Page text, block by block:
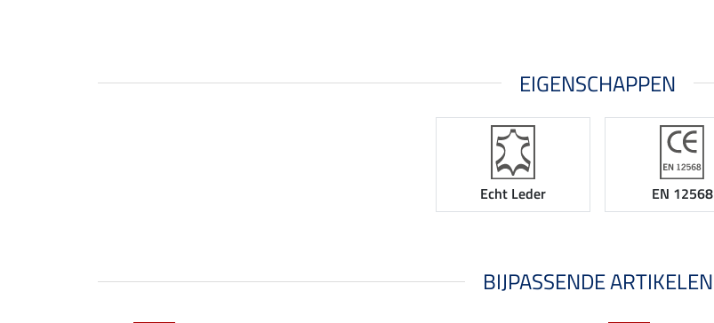
EIGENSCHAPPEN
Echt Leder EN 12568
BIJPASSENDE ARTIKELEN